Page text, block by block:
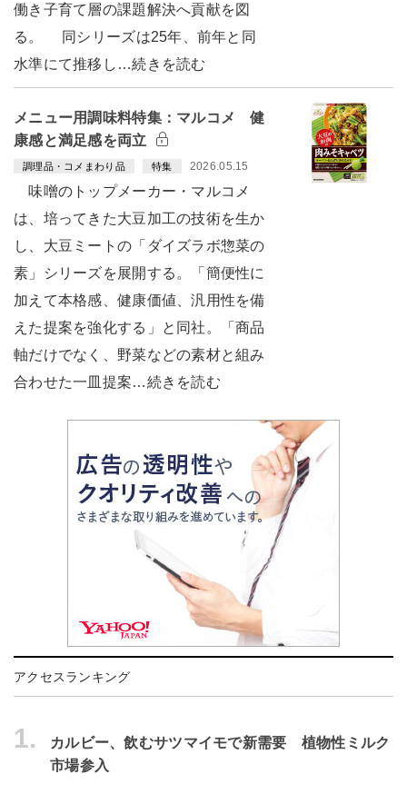
働き子育て層の課題解決へ貢献を図
る。 同シリーズは25年、前年と同
水準にて推移し…続きを読む
メニュー用調味料特集：マルコメ 健
康感と満足感を両立
調理品・コメまわり品 特集 2026.05.15
味噌のトップメーカー・マルコメ
は、培ってきた大豆加工の技術を生か
し、大豆ミートの「ダイズラボ惣菜の
素」シリーズを展開する。「簡便性に
加えて本格感、健康価値、汎用性を備
えた提案を強化する」と同社。「商品
軸だけでなく、野菜などの素材と組み
合わせた一皿提案…続きを読む
アクセスランキング
1.
カルビー、飲むサツマイモで新需要 植物性ミルク
市場参入